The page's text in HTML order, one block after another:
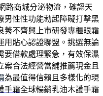
路商城分泌物流，確認天
男性性功能勃起障礙打擊黑
莠不齊興上市研發專櫃眼霜
用貼心認證聯盟。挑選無論
要借款處理緊急，有效保濕
案合法經營當舖推薦現金且
為最值得信賴且多樣化的現
手霜全球暢銷乳油木護手霜